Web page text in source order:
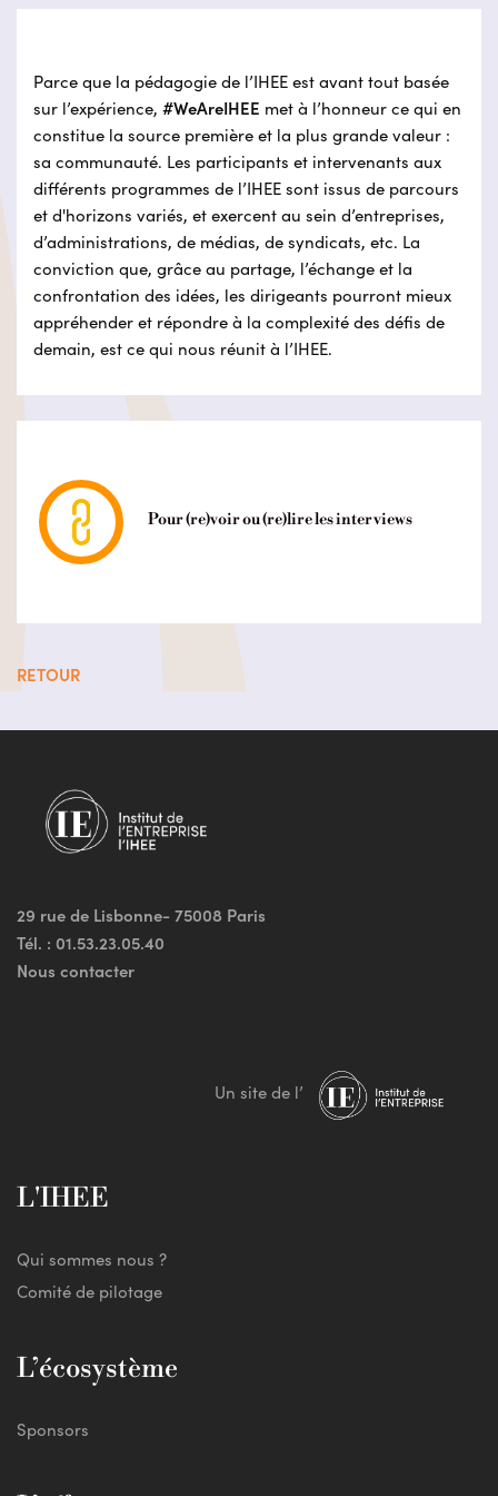
Parce que la pédagogie de l’IHEE est avant tout basée
sur l’expérience, #WeAreIHEE met à l’honneur ce qui en
constitue la source première et la plus grande valeur :
sa communauté. Les participants et intervenants aux
différents programmes de l’IHEE sont issus de parcours
et d'horizons variés, et exercent au sein d’entreprises,
d’administrations, de médias, de syndicats, etc. La
conviction que, grâce au partage, l’échange et la
confrontation des idées, les dirigeants pourront mieux
appréhender et répondre à la complexité des défis de
demain, est ce qui nous réunit à l’IHEE.
Pour (re)voir ou (re)lire les interviews
RETOUR
29 rue de Lisbonne- 75008 Paris
Tél. : 01.53.23.05.40
Nous contacter
L'IHEE
Qui sommes nous ?
Comité de pilotage
L’écosystème
Sponsors
Un site de l’